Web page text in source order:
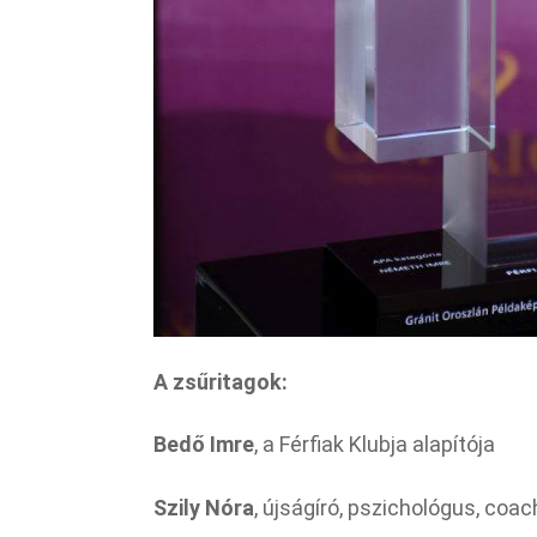
A zsűritagok:
Bedő Imre, a Férfiak Klubja alapítója
Szily Nóra, újságíró, pszichológus,